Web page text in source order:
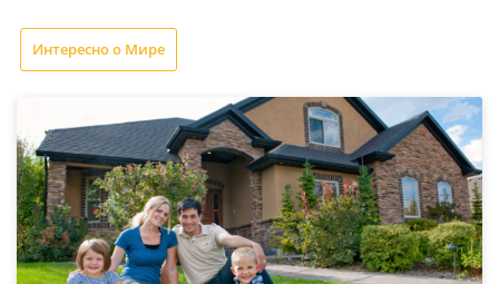
Интересно о Мире